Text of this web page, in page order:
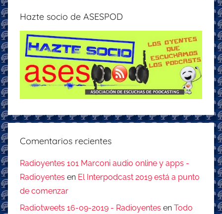
Hazte socio de ASESPOD
Comentarios recientes
Radioyentes 101 Marconi audio online y apps -
Radioyentes en El Interpodcast 2019 está a punto
de comenzar
Radiotweets 16-09-2019 - Radioyentes en Todo